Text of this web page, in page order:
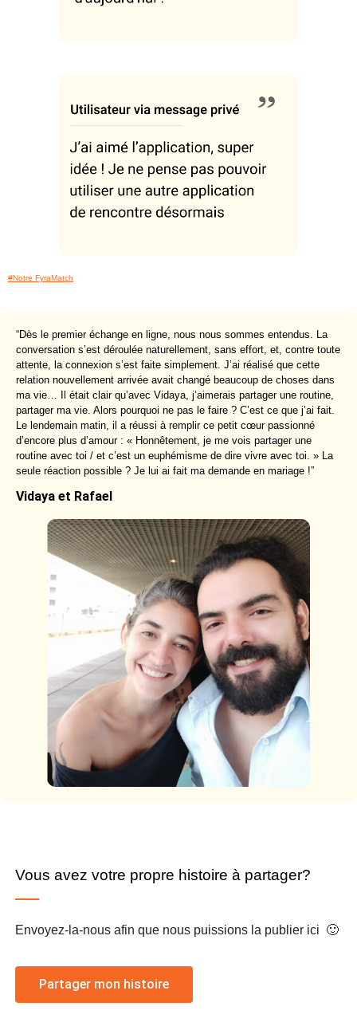
#Notre FyraMatch
“Dès le premier échange en ligne, nous nous sommes entendus. La
conversation s’est déroulée naturellement, sans effort, et, contre toute
attente, la connexion s’est faite simplement. J’ai réalisé que cette
relation nouvellement arrivée avait changé beaucoup de choses dans
ma vie… Il était clair qu’avec Vidaya, j’aimerais partager une routine,
partager ma vie. Alors pourquoi ne pas le faire ? C’est ce que j’ai fait.
Le lendemain matin, il a réussi à remplir ce petit cœur passionné
d’encore plus d’amour : « Honnêtement, je me vois partager une
routine avec toi / et c’est un euphémisme de dire vivre avec toi. » La
seule réaction possible ? Je lui ai fait ma demande en mariage !”
Vidaya et Rafael
Vous avez votre propre histoire à partager?
Envoyez-la-nous afin que nous puissions la publier ici 🙂
Partager mon histoire